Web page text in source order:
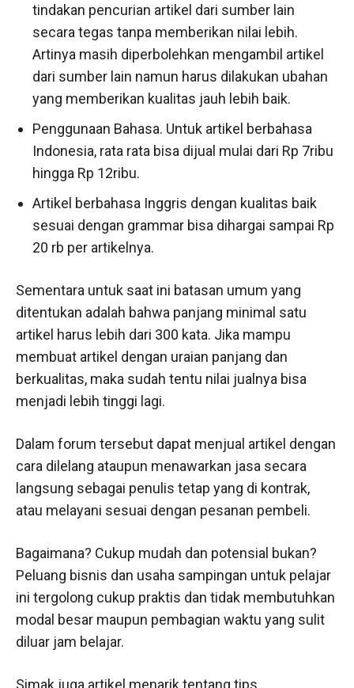
tindakan pencurian artikel dari sumber lain
secara tegas tanpa memberikan nilai lebih.
Artinya masih diperbolehkan mengambil artikel
dari sumber lain namun harus dilakukan ubahan
yang memberikan kualitas jauh lebih baik.
Penggunaan Bahasa. Untuk artikel berbahasa
Indonesia, rata rata bisa dijual mulai dari Rp 7ribu
hingga Rp 12ribu.
Artikel berbahasa Inggris dengan kualitas baik
sesuai dengan grammar bisa dihargai sampai Rp
20 rb per artikelnya.
Sementara untuk saat ini batasan umum yang
ditentukan adalah bahwa panjang minimal satu
artikel harus lebih dari 300 kata. Jika mampu
membuat artikel dengan uraian panjang dan
berkualitas, maka sudah tentu nilai jualnya bisa
menjadi lebih tinggi lagi.
Dalam forum tersebut dapat menjual artikel dengan
cara dilelang ataupun menawarkan jasa secara
langsung sebagai penulis tetap yang di kontrak,
atau melayani sesuai dengan pesanan pembeli.
Bagaimana? Cukup mudah dan potensial bukan?
Peluang bisnis dan usaha sampingan untuk pelajar
ini tergolong cukup praktis dan tidak membutuhkan
modal besar maupun pembagian waktu yang sulit
diluar jam belajar.
Simak juga artikel menarik tentang tips